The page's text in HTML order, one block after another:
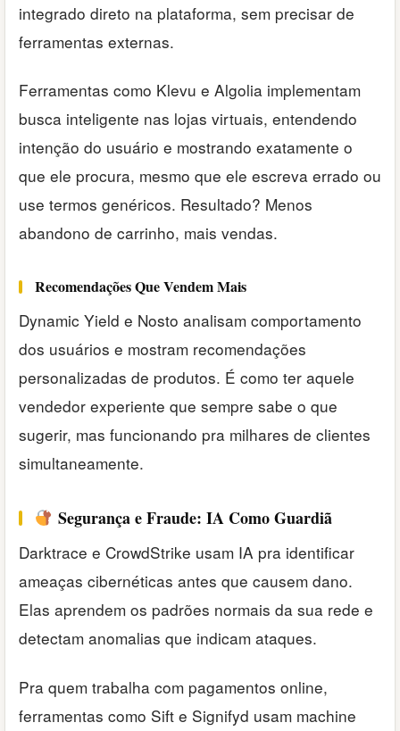
integrado direto na plataforma, sem precisar de
ferramentas externas.
Ferramentas como Klevu e Algolia implementam
busca inteligente nas lojas virtuais, entendendo
intenção do usuário e mostrando exatamente o
que ele procura, mesmo que ele escreva errado ou
use termos genéricos. Resultado? Menos
abandono de carrinho, mais vendas.
Recomendações Que Vendem Mais
Dynamic Yield e Nosto analisam comportamento
dos usuários e mostram recomendações
personalizadas de produtos. É como ter aquele
vendedor experiente que sempre sabe o que
sugerir, mas funcionando pra milhares de clientes
simultaneamente.
Segurança e Fraude: IA Como Guardiã
Darktrace e CrowdStrike usam IA pra identificar
ameaças cibernéticas antes que causem dano.
Elas aprendem os padrões normais da sua rede e
detectam anomalias que indicam ataques.
Pra quem trabalha com pagamentos online,
ferramentas como Sift e Signifyd usam machine